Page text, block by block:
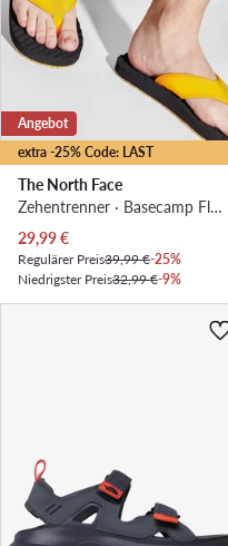
extra -25% Code: LAST
Angebot
The North Face
Zehentrenner · Basecamp Flpflp II NF0A47AAZU31 · Gelb
Aktueller Preis
29,99€
Regulärer Preis39,99 €-25%
Niedrigster Preis32,99 €-9%